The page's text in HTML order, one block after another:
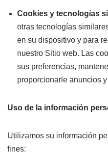
Cookies y tecnologías
otras tecnologías
en su dispositivo y para
nuestro Sitio web. Las
sus preferencias,
proporcionarle anuncios
Uso de la información
Utilizamos su información
fines: